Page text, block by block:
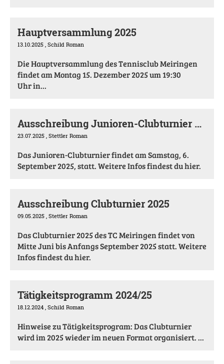
Hauptversammlung 2025
13.10.2025 , Schild Roman
Die Hauptversammlung des Tennisclub Meiringen
findet am Montag 15. Dezember 2025 um 19:30
Uhr in...
Ausschreibung Junioren-Clubturnier 2025
23.07.2025 , Stettler Roman
Das Junioren-Clubturnier findet am Samstag, 6.
September 2025, statt. Weitere Infos findest du hier.
Ausschreibung Clubturnier 2025
09.05.2025 , Stettler Roman
Das Clubturnier 2025 des TC Meiringen findet von
Mitte Juni bis Anfangs September 2025 statt. Weitere
Infos findest du hier.
Tätigkeitsprogramm 2024/25
18.12.2024 , Schild Roman
Hinweise zu Tätigkeitsprogram: Das Clubturnier
wird im 2025 wieder im neuen Format organisiert. ...